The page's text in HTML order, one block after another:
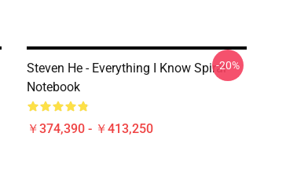
Steven He - Everything I Know Spiral
Notebook
￥374,390 - ￥413,250
-20%